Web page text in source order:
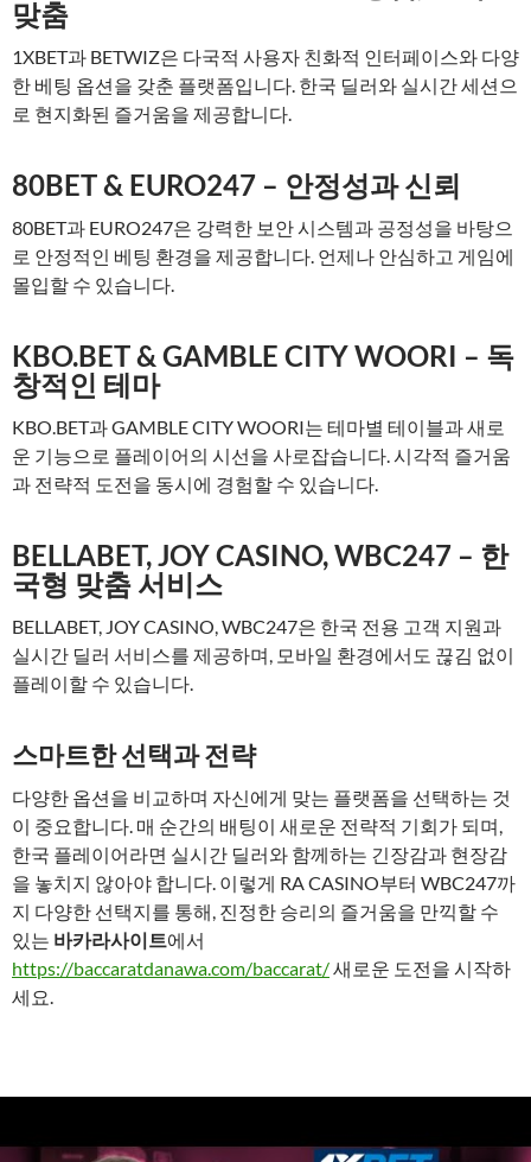
맞춤
1XBET과 BETWIZ은 다국적 사용자 친화적 인터페이스와 다양
한 베팅 옵션을 갖춘 플랫폼입니다. 한국 딜러와 실시간 세션으
로 현지화된 즐거움을 제공합니다.
80BET & EURO247 – 안정성과 신뢰
80BET과 EURO247은 강력한 보안 시스템과 공정성을 바탕으
로 안정적인 베팅 환경을 제공합니다. 언제나 안심하고 게임에
몰입할 수 있습니다.
KBO.BET & GAMBLE CITY WOORI – 독
창적인 테마
KBO.BET과 GAMBLE CITY WOORI는 테마별 테이블과 새로
운 기능으로 플레이어의 시선을 사로잡습니다. 시각적 즐거움
과 전략적 도전을 동시에 경험할 수 있습니다.
BELLABET, JOY CASINO, WBC247 – 한
국형 맞춤 서비스
BELLABET, JOY CASINO, WBC247은 한국 전용 고객 지원과
실시간 딜러 서비스를 제공하며, 모바일 환경에서도 끊김 없이
플레이할 수 있습니다.
스마트한 선택과 전략
다양한 옵션을 비교하며 자신에게 맞는 플랫폼을 선택하는 것
이 중요합니다. 매 순간의 배팅이 새로운 전략적 기회가 되며,
한국 플레이어라면 실시간 딜러와 함께하는 긴장감과 현장감
을 놓치지 않아야 합니다. 이렇게 RA CASINO부터 WBC247까
지 다양한 선택지를 통해, 진정한 승리의 즐거움을 만끽할 수
있는 바카라사이트에서
https://baccaratdanawa.com/baccarat/새로운 도전을 시작하
세요.